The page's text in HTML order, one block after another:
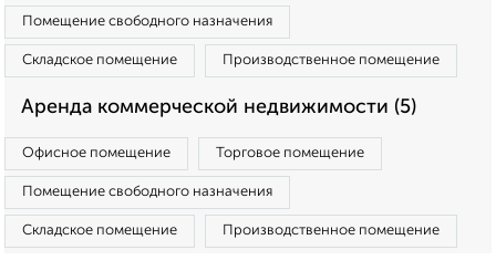
Помещение свободного назначения
Складское помещение Производственное помещение
Аренда коммерческой недвижимости (5)
Офисное помещение Торговое помещение
Помещение свободного назначения
Складское помещение Производственное помещение